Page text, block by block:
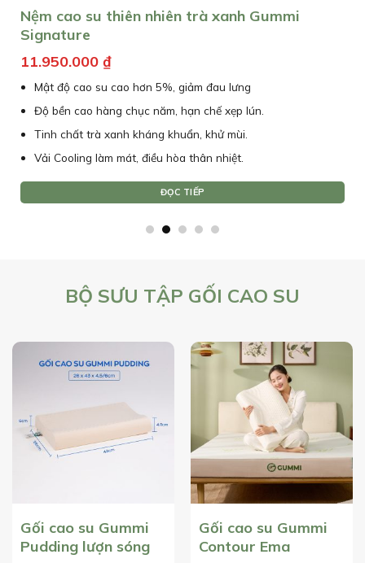
Nệm cao su thiên nhiên than hoạt tính Gummi
Premium
13.950.000₫
Mật độ cao su vượt trội, giảm đau lưng
Độ bền cao hàng chục năm, hạn chế xẹp lún.
Tinh chất than hoạt tính kháng khuẩn, khử mùi.
Vải sợi tre Bamboo mềm, mịn, mát
ĐỌC TIẾP
BỘ SƯU TẬP GỐI CAO SU
Gối cao su Gummi
Pudding lượn sóng
Gối cao su Gummi
Contour Ema